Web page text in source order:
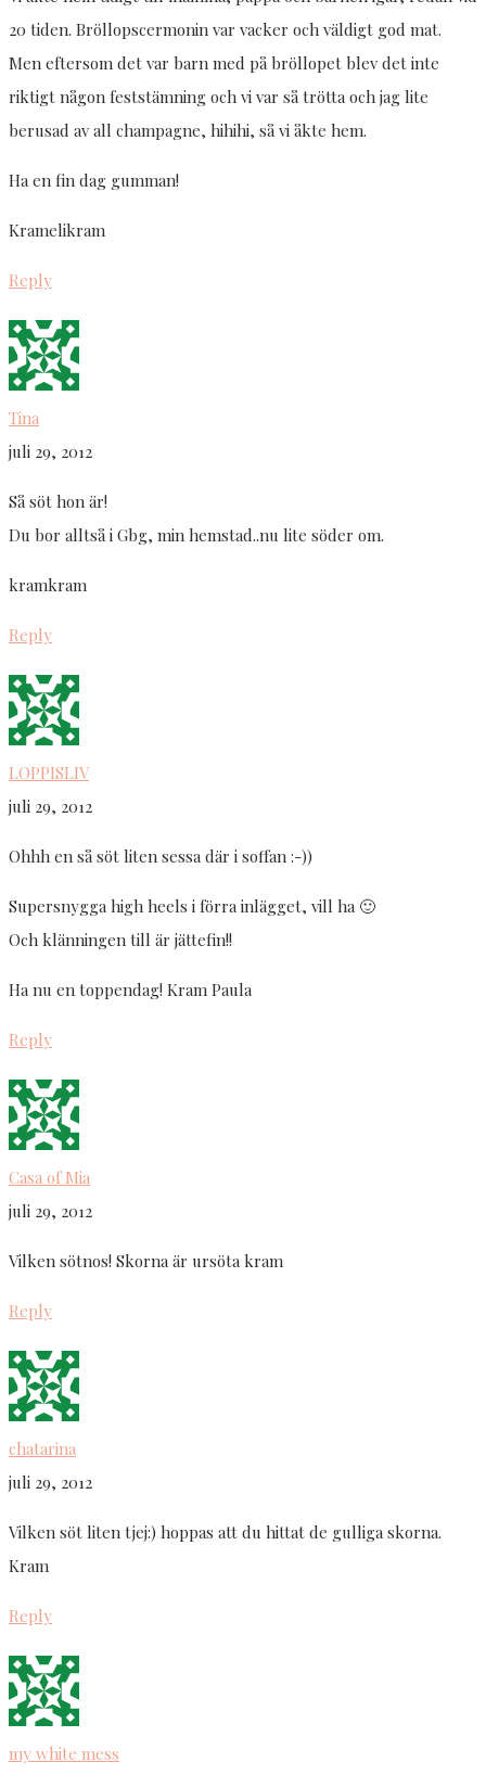
20 tiden. Bröllopscermonin var vacker och väldigt god mat.
Men eftersom det var barn med på bröllopet blev det inte
riktigt någon feststämning och vi var så trötta och jag lite
berusad av all champagne, hihihi, så vi åkte hem.
Ha en fin dag gumman!
Kramelikram
Reply
Tina
juli 29, 2012
Så söt hon är!
Du bor alltså i Gbg, min hemstad..nu lite söder om.
kramkram
Reply
LOPPISLIV
juli 29, 2012
Ohhh en så söt liten sessa där i soffan :-))
Supersnygga high heels i förra inlägget, vill ha 🙂
Och klänningen till är jättefin!!
Ha nu en toppendag! Kram Paula
Reply
Casa of Mia
juli 29, 2012
Vilken sötnos! Skorna är ursöta kram
Reply
chatarina
juli 29, 2012
Vilken söt liten tjej:) hoppas att du hittat de gulliga skorna.
Kram
Reply
my white mess